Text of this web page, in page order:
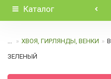
Каталог
... ХВОЯ, ГИРЛЯНДЫ, ВЕНКИ
ЗЕЛЕНЫЙ